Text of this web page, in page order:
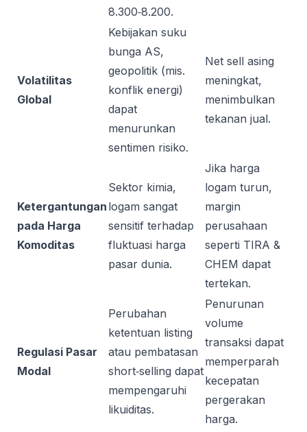
8.300‑8.200.
Volatilitas
Global
Kebijakan suku
bunga AS,
geopolitik (mis.
konflik energi)
dapat
menurunkan
sentimen risiko.
Net sell asing
meningkat,
menimbulkan
tekanan jual.
Ketergantungan
pada Harga
Komoditas
Sektor kimia,
logam sangat
sensitif terhadap
fluktuasi harga
pasar dunia.
Jika harga
logam turun,
margin
perusahaan
seperti TIRA &
CHEM dapat
tertekan.
Regulasi Pasar
Modal
Perubahan
ketentuan listing
atau pembatasan
short‑selling dapat
mempengaruhi
likuiditas.
Penurunan
volume
transaksi dapat
memperparah
kecepatan
pergerakan
harga.